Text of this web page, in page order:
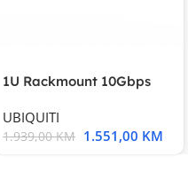
1U Rackmount 10Gbps
UBIQUITI
1.939,00KM 1.551,00 KM